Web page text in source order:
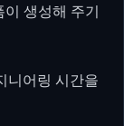
생성해 주기
니어링 시간을